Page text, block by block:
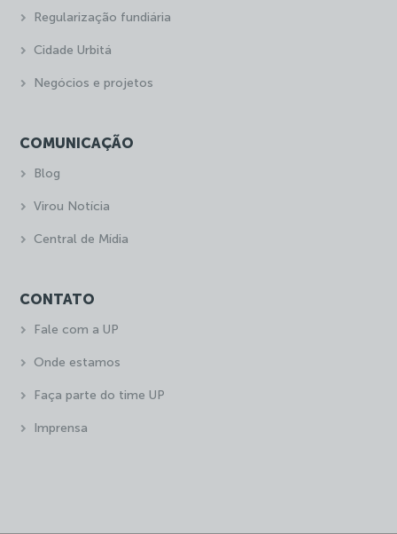
Regularização fundiária
Cidade Urbitá
Negócios e projetos
COMUNICAÇÃO
Blog
Virou Notícia
Central de Mídia
CONTATO
Fale com a UP
Onde estamos
Faça parte do time UP
Imprensa